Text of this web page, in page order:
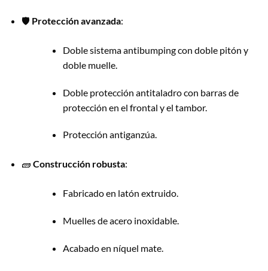
🛡️ Protección avanzada:
Doble sistema antibumping con doble pitón y
doble muelle.
Doble protección antitaladro con barras de
protección en el frontal y el tambor.
Protección antiganzúa.
🧱 Construcción robusta:
Fabricado en latón extruido.
Muelles de acero inoxidable.
Acabado en níquel mate.